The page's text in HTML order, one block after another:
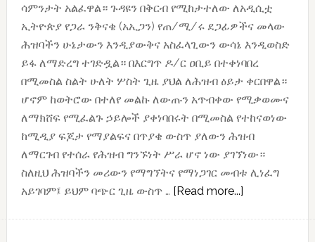
ሳምንታት አልፈዋል። ጉዳዩን በቅርብ የሚከታተለው ለአዲሲቷ
ኢትዮጵያ የጋራ ንቅናቄ (አኢጋን) የጠ/ሚ/ሩ ደጋፊዎችና መላው
ሕዝባችን ሁኔታውን እንዲያውቅና አስፈላጊውን ውሳኔ እንዲወስድ
ይፋ ለማድረግ ተገድዷል። በእርግጥ ዶ/ር ዐቢይ በተቀነባበረ
በሚመስል ስልት ሁለት ሦስት ጊዜ ያህል ለሕዝብ ዕይታ ቀርበዋል።
ሆኖም ከወትሮው በተለየ መልኩ ለውጡን አጥብቀው የሚቃወሙና
ለማክሸፍ የሚፈልጉ ኃይሎች ያቀነባበሩት በሚመስል የተከናወነው
ከሚዲያ ፍጆታ የማያልፍና በጥያቄ ውስጥ ያለውን ሕዝብ
ለማርገብ የተሰራ የሕዝብ ግንኙነት ሥራ ሆኖ ነው ያገኘነው።
ስለዚህ ሕዝባችን መሪውን የማግኘትና የማነጋገር መብቱ ሊነፈግ
አይገባም፤ ይህም ባጭር ጊዜ ውስጥ … [Read more...]about